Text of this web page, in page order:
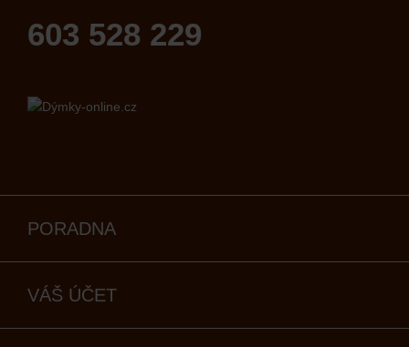
603 528 229
PORADNA
VÁŠ ÚČET